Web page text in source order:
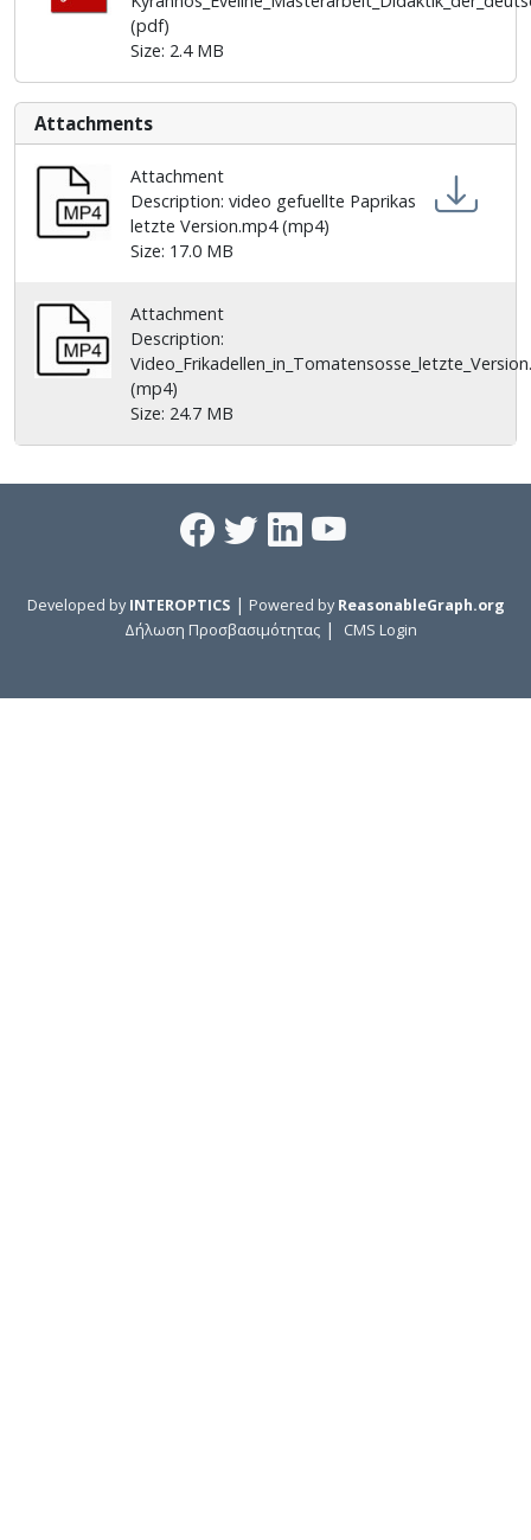
Ταυτόχρονα προσφέρει πολύτιμες ιδέες για μια
διδακτική προσέγγιση με προσανατολισμό στο
ως ενεργούς συνδιαμορφωτές της εποικοδομιστικής
μαθησιακής τους διαδικασίας.
(pdf)
Size: 2.4 MB
Attachments
Attachment
Description: video gefuellte Paprikas
letzte Version.mp4 (mp4)
Size: 17.0 MB
Attachment
Description:
(mp4)
Size: 24.7 MB
Developed by INTEROPTICS| Powered by ReasonableGraph.org
Δήλωση Προσβασιμότητας| CMS Login